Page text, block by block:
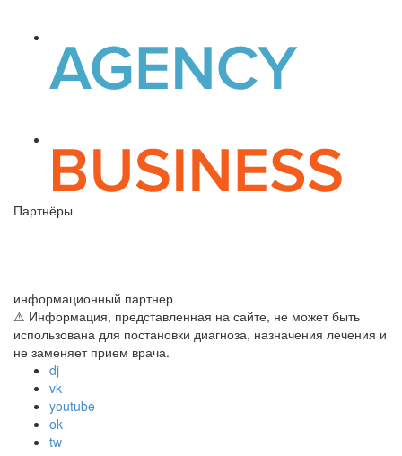
Партнёры
информационный партнер
⚠ Информация, представленная на сайте, не может быть
использована для постановки диагноза, назначения лечения и
не заменяет прием врача.
dj
vk
youtube
ok
tw